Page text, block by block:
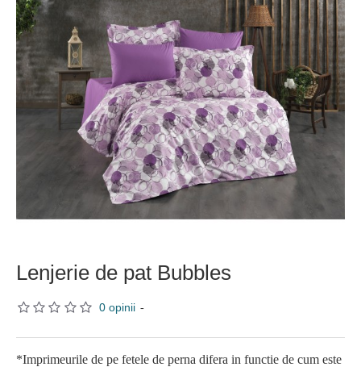
Lenjerie de pat Bubbles
0 opinii -
*Imprimeurile de pe fetele de perna difera in functie de cum este